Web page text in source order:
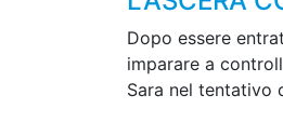
Dopo essere
imparare a
Sara nel tentativo